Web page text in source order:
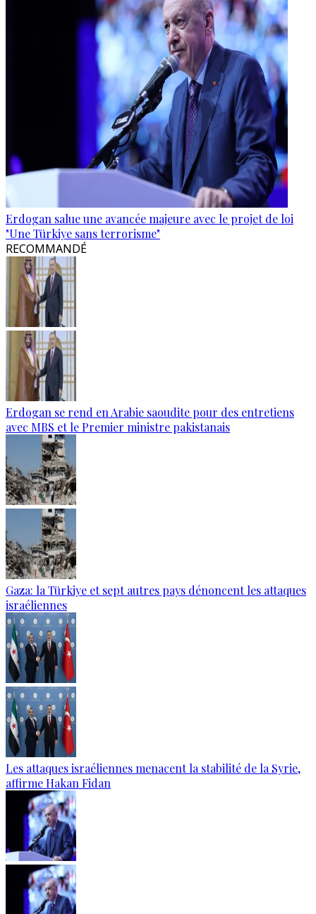
Erdogan salue une avancée majeure avec le projet de loi
"Une Türkiye sans terrorisme"
RECOMMANDÉ
Erdogan se rend en Arabie saoudite pour des entretiens
avec MBS et le Premier ministre pakistanais
Gaza: la Türkiye et sept autres pays dénoncent les attaques
israéliennes
Les attaques israéliennes menacent la stabilité de la Syrie,
affirme Hakan Fidan